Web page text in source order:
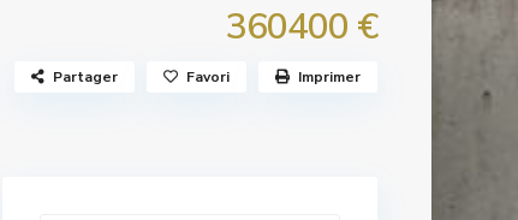
360400 €
Partager Favori Imprimer